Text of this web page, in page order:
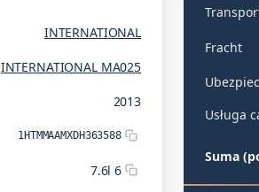
INTERNATIONAL
INTERNATIONAL MA025
2013
1HTMMAAMXDH363588
7.6l 6
Fracht
Usługa
Suma